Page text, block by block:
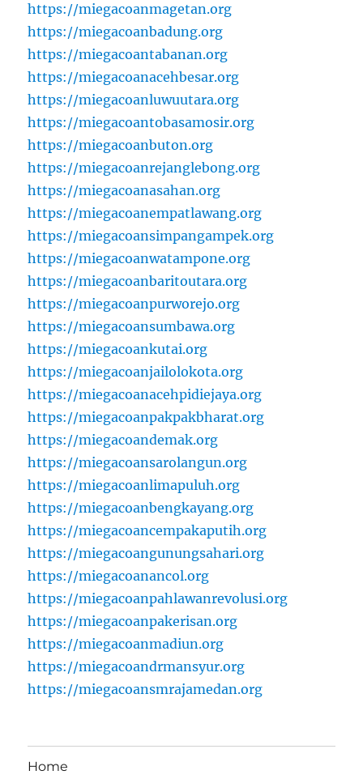
https://miegacoanmagetan.org
https://miegacoanbadung.org
https://miegacoantabanan.org
https://miegacoanacehbesar.org
https://miegacoanluwuutara.org
https://miegacoantobasamosir.org
https://miegacoanbuton.org
https://miegacoanrejanglebong.org
https://miegacoanasahan.org
https://miegacoanempatlawang.org
https://miegacoansimpangampek.org
https://miegacoanwatampone.org
https://miegacoanbaritoutara.org
https://miegacoanpurworejo.org
https://miegacoansumbawa.org
https://miegacoankutai.org
https://miegacoanjailolokota.org
https://miegacoanacehpidiejaya.org
https://miegacoanpakpakbharat.org
https://miegacoandemak.org
https://miegacoansarolangun.org
https://miegacoanlimapuluh.org
https://miegacoanbengkayang.org
https://miegacoancempakaputih.org
https://miegacoangunungsahari.org
https://miegacoanancol.org
https://miegacoanpahlawanrevolusi.org
https://miegacoanpakerisan.org
https://miegacoanmadiun.org
https://miegacoandrmansyur.org
https://miegacoansmrajamedan.org
Home